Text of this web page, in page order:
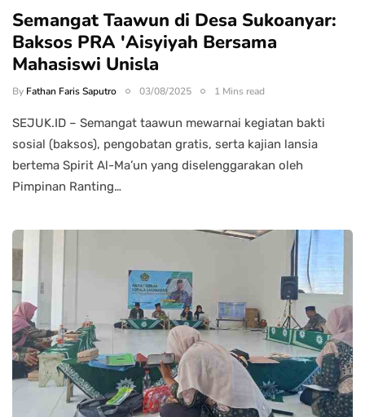
Semangat Taawun di Desa Sukoanyar:
Baksos PRA 'Aisyiyah Bersama
Mahasiswi Unisla
By Fathan Faris Saputro 03/08/2025 1 Mins read
SEJUK.ID – Semangat taawun mewarnai kegiatan bakti
sosial (baksos), pengobatan gratis, serta kajian lansia
bertema Spirit Al-Ma’un yang diselenggarakan oleh
Pimpinan Ranting…